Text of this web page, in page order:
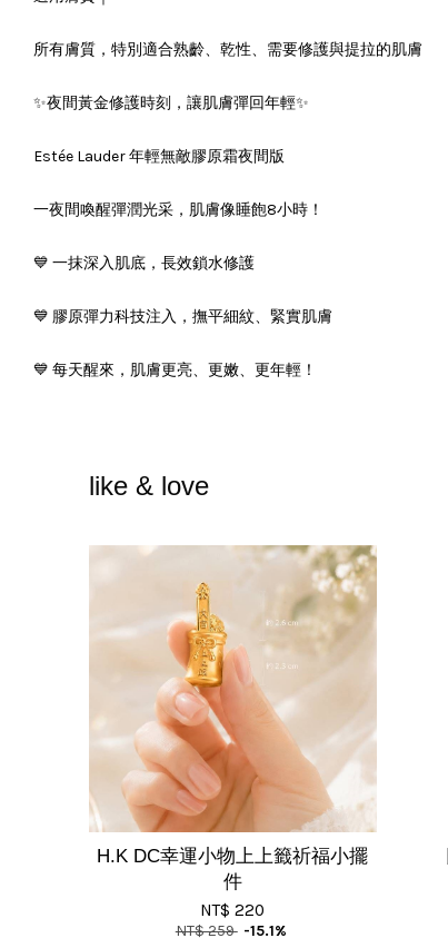
所有膚質，特別適合熟齡、乾性、需要修護與提拉的肌膚
✨夜間黃金修護時刻，讓肌膚彈回年輕✨
Estée Lauder 年輕無敵膠原霜夜間版
一夜間喚醒彈潤光采，肌膚像睡飽8小時！
💙 一抹深入肌底，長效鎖水修護
💙 膠原彈力科技注入，撫平細紋、緊實肌膚
💙 每天醒來，肌膚更亮、更嫩、更年輕！
like & love
H.K DC幸運小物上上籤祈福小擺
件
NT$ 220
NT$ 259 -15.1%